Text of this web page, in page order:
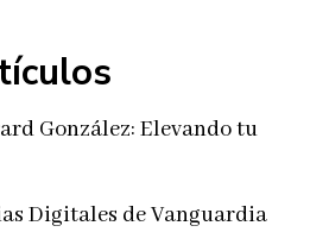
González: Elevando tu
Digitales de Vanguardia